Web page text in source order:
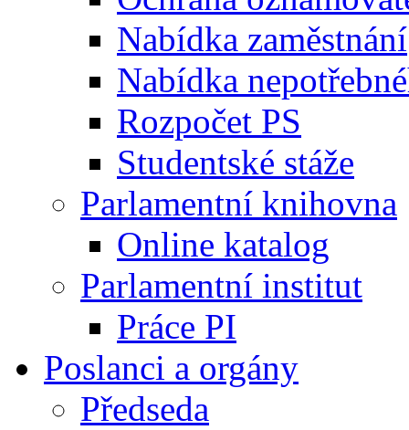
Nabídka zaměstnání
Nabídka
Rozpočet PS
Studentské stáže
Parlamentní knihovna
Online katalog
Parlamentní institut
Práce PI
Poslanci a orgány
Předseda